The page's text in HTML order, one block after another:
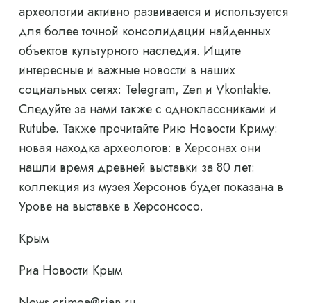
археологии активно развивается и используется
для более точной консолидации найденных
объектов культурного наследия. Ищите
интересные и важные новости в наших
социальных сетях: Telegram, Zen и Vkontakte.
Следуйте за нами также с одноклассниками и
Rutube. Также прочитайте Рию Новости Криму:
новая находка археологов: в Херсонах они
нашли время древней выставки за 80 лет:
коллекция из музея Херсонов будет показана в
Урове на выставке в Херсонсосо.
Крым
Риа Новости Крым